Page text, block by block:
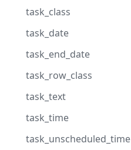
task_class
task_date
task_end_date
task_row_class
task_text
task_time
task_unscheduled_time